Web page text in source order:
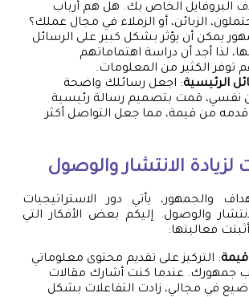
البروفايل الخاص بك. هل هم أرباب
الزبائن، أو الزملاء في مجال عملك؟
يمكن أن يؤثر بشكل كبير على الرسائل
لذا أجد أن دراسة اهتماماتهم
توفر الكثير من المعلومات.
الرئيسية: اجعل رسائلك واضحة
نفسي، قمت بتصميم رسالة رئيسية
من قيمة، مما جعل التواصل أكثر
لزيادة الانتشار والوصول
والجمهور، يأتي دور الاستراتيجيات
والوصول. إليكم بعض الأفكار التي
فعاليتها:
: التركيز على تقديم محتوى معلوماتي
جمهورك. عندما كنت أشارك مقالات
في مجالي، زادت التفاعلات بشكل